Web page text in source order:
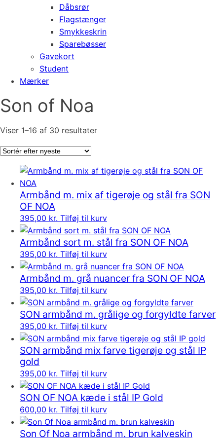
Dåbsrør
Flagstænger
Smykkeskrin
Sparebøsser
Gavekort
Student
Mærker
Son of Noa
Viser 1–16 af 30 resultaterSorteret
Armbånd m. mix af tigerøje og stål fra SON
OF NOA
395,00 kr. Tilføj til kurv
Armbånd sort m. stål fra SON OF NOA
395,00 kr. Tilføj til kurv
Armbånd m. grå nuancer fra SON OF NOA
395,00 kr. Tilføj til kurv
SON armbånd m. grålige og forgyldte farver
395,00 kr. Tilføj til kurv
SON armbånd mix farve tigerøje og stål IP
gold
395,00 kr. Tilføj til kurv
SON OF NOA kæde i stål IP Gold
600,00 kr. Tilføj til kurv
Son Of Noa armbånd m. brun kalveskin